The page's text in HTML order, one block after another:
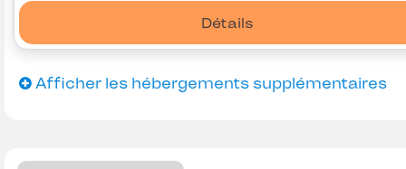
Détails
Afficher les hébergements supplémentaires